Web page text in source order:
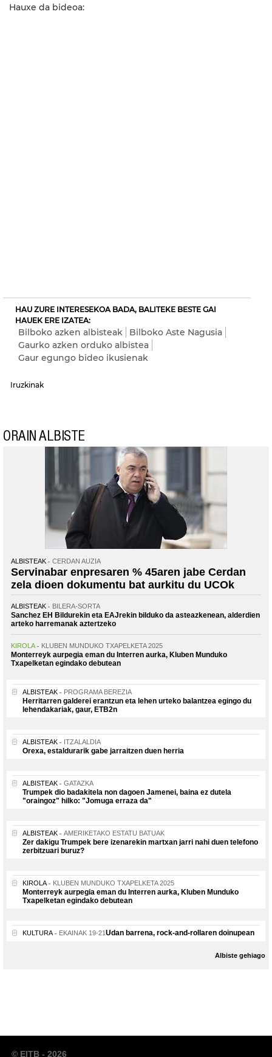
Hauxe da bideoa:
HAU ZURE INTERESEKOA BADA, BALITEKE BESTE GAI
HAUEK ERE IZATEA:
Bilboko azken albisteak
Bilboko Aste Nagusia
Gaurko azken orduko albistea
Gaur egungo bideo ikusienak
Iruzkinak
ORAIN ALBISTE
ALBISTEAK CERDAN AUZIA
Servinabar enpresaren % 45aren jabe Cerdan
zela dioen dokumentu bat aurkitu du UCOk
ALBISTEAK BILERA-SORTA
Sanchez EH Bildurekin eta EAJrekin bilduko da asteazkenean, alderdien
arteko harremanak aztertzeko
KIROLA KLUBEN MUNDUKO TXAPELKETA 2025
Monterreyk aurpegia eman du Interren aurka, Kluben Munduko
Txapelketan egindako debutean
ALBISTEAK PROGRAMA BEREZIA
Herritarren galderei erantzun eta lehen urteko balantzea egingo du
lehendakariak, gaur, ETB2n
ALBISTEAK ITZALALDIA
Orexa, estaldurarik gabe jarraitzen duen herria
ALBISTEAK GATAZKA
Trumpek dio badakitela non dagoen Jamenei, baina ez dutela
"oraingoz" hilko: "Jomuga erraza da"
ALBISTEAK AMERIKETAKO ESTATU BATUAK
Zer dakigu Trumpek bere izenarekin martxan jarri nahi duen telefono
zerbitzuari buruz?
KIROLA KLUBEN MUNDUKO TXAPELKETA 2025
Monterreyk aurpegia eman du Interren aurka, Kluben Munduko
Txapelketan egindako debutean
KULTURA EKAINAK 19-21Udan barrena, rock-and-rollaren doinupean
Albiste gehiago
© EITB - 2026